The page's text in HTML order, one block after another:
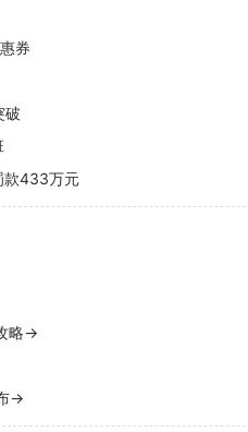
券
破
款433万元
略→
→